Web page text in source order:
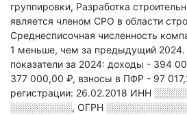
группировки, Разработка
является членом СРО в области
Среднесписочная численность
1 меньше, чем за предыдущий 2024.
показатели за 2024: доходы - 394
377 000,00 ₽, взносы в ПФР - 97
регистрации: 26.02.2018 ИНН
░░░░░░░░░, ОГРН